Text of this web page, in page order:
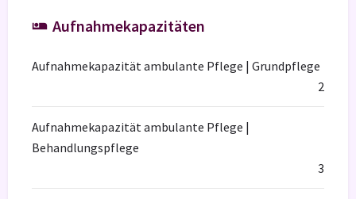
Aufnahmekapazitäten
Aufnahmekapazität ambulante Pflege | Grundpflege
2
Aufnahmekapazität ambulante Pflege |
Behandlungspflege
3